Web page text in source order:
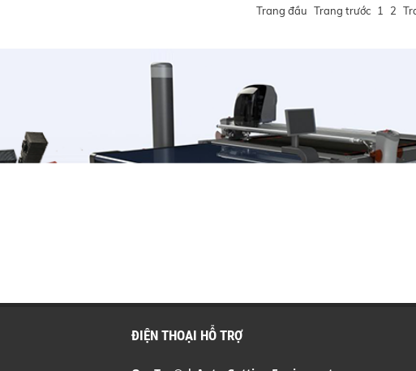
Trang đầu Trang trước 1 2
ĐIỆN THOẠI HỖ TRỢ